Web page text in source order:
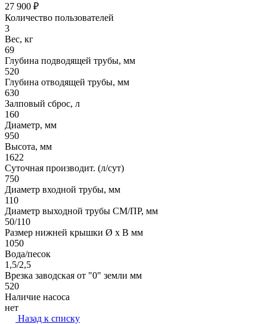
27 900 ₽
Количество пользователей
3
Вес, кг
69
Глубина подводящей трубы, мм
520
Глубина отводящей трубы, мм
630
Залповый сброс, л
160
Диаметр, мм
950
Высота, мм
1622
Суточная производит. (л/сут)
750
Диаметр входной трубы, мм
110
Диаметр выходной трубы СМ/ПР, мм
50/110
Размер нижней крышки Ø х В мм
1050
Вода/песок
1,5/2,5
Врезка заводская от "0" земли мм
520
Наличие насоса
нет
Назад к списку